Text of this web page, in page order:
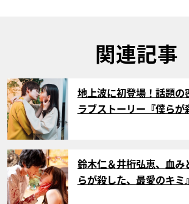
関連記事
サムネイル
地上波に初登場！話題の
ラブストーリー『僕ら
サムネイル
鈴木仁＆井桁弘恵、血み
らが殺した、最愛のキ